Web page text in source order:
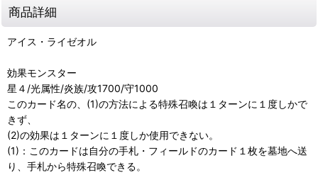
商品詳細
アイス・ライゼオル
効果モンスター
星４/光属性/炎族/攻1700/守1000
このカード名の、(1)の方法による特殊召喚は１ターンに１度しかで
きず、
(2)の効果は１ターンに１度しか使用できない。
(1)：このカードは自分の手札・フィールドのカード１枚を墓地へ送
り、手札から特殊召喚できる。